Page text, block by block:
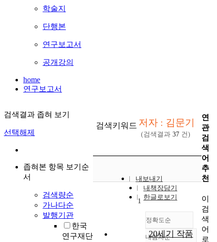
학술지
단행본
연구보고서
공개강의
home
연구보고서
검색결과 좁혀 보기
선택해제
좁혀본 항목 보기순
서
검색량순
가나다순
발행기관
한국
연구재단
검색키워드 저자 : 김문기
(검색결과 37 건)
내보내기
내책장담기
한글로보기
정확도순
내림차순
1
20세기 작품
연
관
검
색
어
추
천
이
검
색
어
로